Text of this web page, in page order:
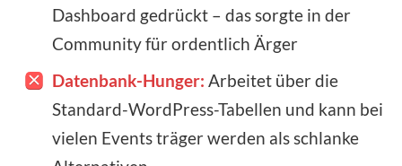
Dashboard gedrückt – das sorgte in der
Community für ordentlich Ärger
Datenbank-Hunger: Arbeitet über die
Standard-WordPress-Tabellen und kann bei
vielen Events träger werden als schlanke